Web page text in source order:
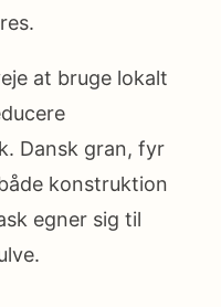
at bruge lokalt
Dansk gran, fyr
konstruktion
egner sig til